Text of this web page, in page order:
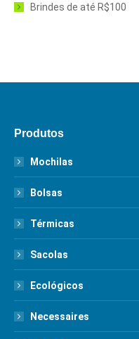
Brindes de até R$100
Produtos
Mochilas
Bolsas
Térmicas
Sacolas
Ecológicos
Necessaires